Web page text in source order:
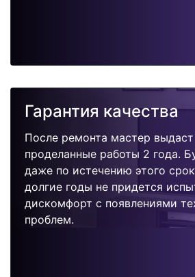
Гарантия качества
После ремонта мастер выдаст
проделанные работы 2 года.
даже по истечению этого
долгие годы не придется
дискомфорт с появлениями
проблем.